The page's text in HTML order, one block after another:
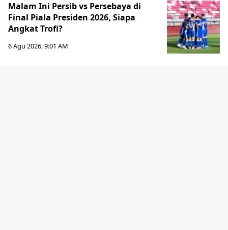
Malam Ini Persib vs Persebaya di
Final Piala Presiden 2026, Siapa
Angkat Trofi?
6 Agu 2026, 9:01 AM